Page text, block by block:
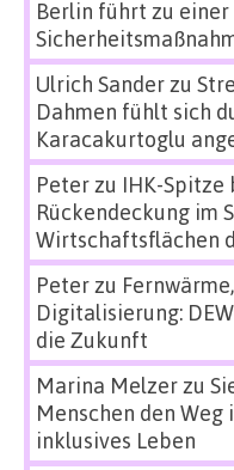
Berlin führt zu
Ulrich Sanderzu
Dahmen fühlt sich
Karacakurtoglu
Peterzu IHK-Spitze
Rückendeckung im
Wirtschaftsflächen
Peterzu
Digitalisierung:
die Zukunft
Marina Melzerzu
Menschen den
inklusives Leben